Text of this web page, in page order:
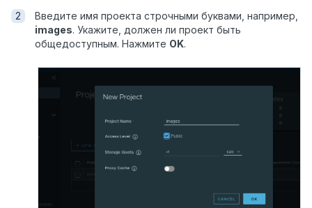
Введите имя проекта строчными буквами, например,
images. Укажите, должен ли проект быть
общедоступным. Нажмите OK.